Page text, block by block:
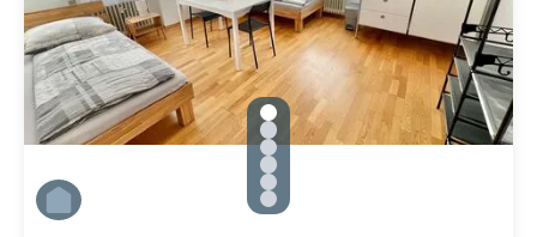
gallery.slide_selector
Zu Slide 1 wechseln
Zu Slide 2 wechseln
Zu Slide 3 wechseln
Zu Slide 4 wechseln
Zu Slide 5 wechseln
Zu Slide 6 wechseln